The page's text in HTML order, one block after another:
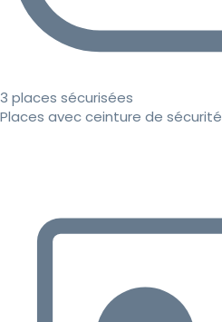
3 places sécurisées
Places avec ceinture de sécurité